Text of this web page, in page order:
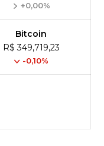
+0,00%
Bitcoin
R$ 349,719,23
-0,10%